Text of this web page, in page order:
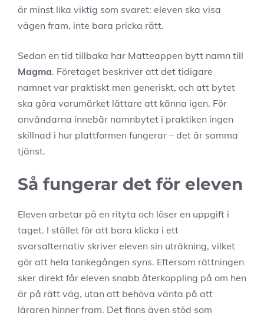
är minst lika viktig som svaret: eleven ska visa
vägen fram, inte bara pricka rätt.
Sedan en tid tillbaka har Matteappen bytt namn till
Magma. Företaget beskriver att det tidigare
namnet var praktiskt men generiskt, och att bytet
ska göra varumärket lättare att känna igen. För
användarna innebär namnbytet i praktiken ingen
skillnad i hur plattformen fungerar – det är samma
tjänst.
Så fungerar det för eleven
Eleven arbetar på en rityta och löser en uppgift i
taget. I stället för att bara klicka i ett
svarsalternativ skriver eleven sin uträkning, vilket
gör att hela tankegången syns. Eftersom rättningen
sker direkt får eleven snabb återkoppling på om hen
är på rätt väg, utan att behöva vänta på att
läraren hinner fram. Det finns även stöd som